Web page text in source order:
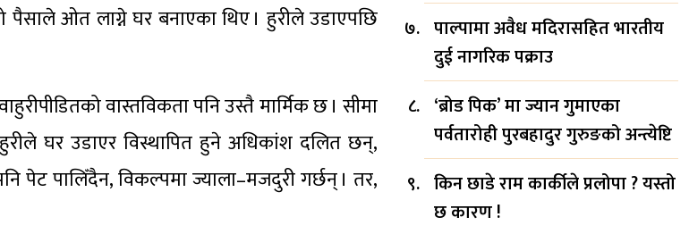
पैसाले ओत लाग्ने घर बनाएका थिए । हुरीले उडाएपछि
वास्तविकता पनि उस्तै मार्मिक छ । सीमा
घर उडाएर विस्थापित हुने अधिकांश दलित छन्,
पेट पालिँदैन, विकल्पमा ज्याला–मजदुरी गर्छन् । तर,
पाल्पामा अवैध मदिरासहित भारतीय
दुई नागरिक पक्राउ
‘ब्रोड पिक’ मा ज्यान गुमाएका
पर्वतारोही पुरबहादुर गुरुङको अन्त्येष्टि
किन छाडे राम कार्कीले प्रलोपा ? यस्तो
छ कारण !